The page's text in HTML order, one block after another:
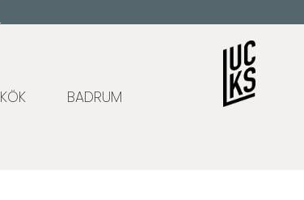
KÖK BADRUM